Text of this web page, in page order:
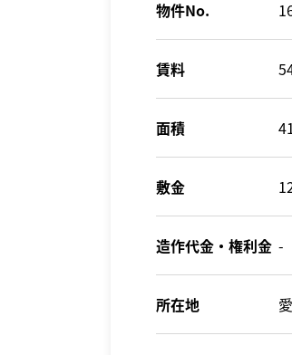
物件No.
賃料
面積
敷金
造作代金・権利金 -
所在地